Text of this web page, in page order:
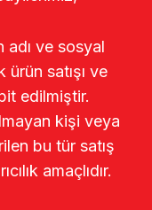
adı ve sosyal
satışı ve
edilmiştir.
kişi veya
bu tür satış
amaçlıdır.